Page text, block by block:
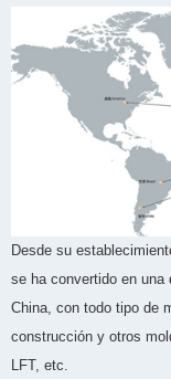
Desde su
se ha convertido en una
China, con todo tipo de
construcción y otros
LFT, etc.